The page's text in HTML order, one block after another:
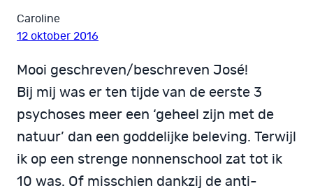
Caroline
12 oktober 2016
Mooi geschreven/beschreven José!
Bij mij was er ten tijde van de eerste 3
psychoses meer een ‘geheel zijn met de
natuur’ dan een goddelijke beleving. Terwijl
ik op een strenge nonnenschool zat tot ik
10 was. Of misschien dankzij de anti-